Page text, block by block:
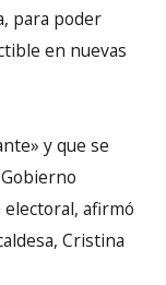
para poder
en nuevas
y que se
afirmó
Cristina